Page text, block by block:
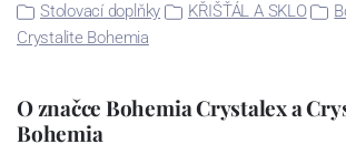
Stolovací doplňky
KŘIŠŤÁL A SKLO
Crystalite Bohemia
O značce Bohemia Crystalex a
Bohemia